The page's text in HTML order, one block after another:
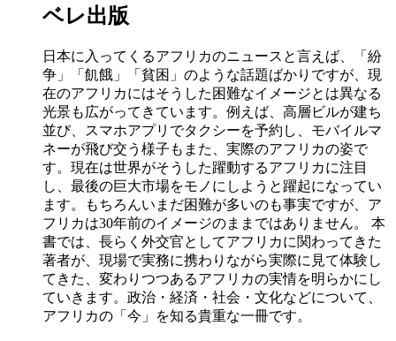
ベレ出版
日本に入ってくるアフリカのニュースと言えば、「紛
争」「飢餓」「貧困」のような話題ばかりですが、現
在のアフリカにはそうした困難なイメージとは異なる
光景も広がってきています。例えば、高層ビルが建ち
並び、スマホアプリでタクシーを予約し、モバイルマ
ネーが飛び交う様子もまた、実際のアフリカの姿で
す。現在は世界がそうした躍動するアフリカに注目
し、最後の巨大市場をモノにしようと躍起になってい
ます。もちろんいまだ困難が多いのも事実ですが、ア
フリカは30年前のイメージのままではありません。 本
書では、長らく外交官としてアフリカに関わってきた
著者が、現場で実務に携わりながら実際に見て体験し
てきた、変わりつつあるアフリカの実情を明らかにし
ていきます。政治・経済・社会・文化などについて、
アフリカの「今」を知る貴重な一冊です。